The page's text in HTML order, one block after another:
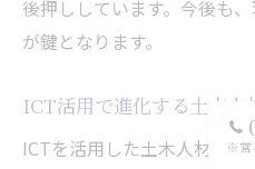
後押ししています。今後も
が鍵となります。
ICT活用で進化する土木人
ICTを活用した土木人材育※営